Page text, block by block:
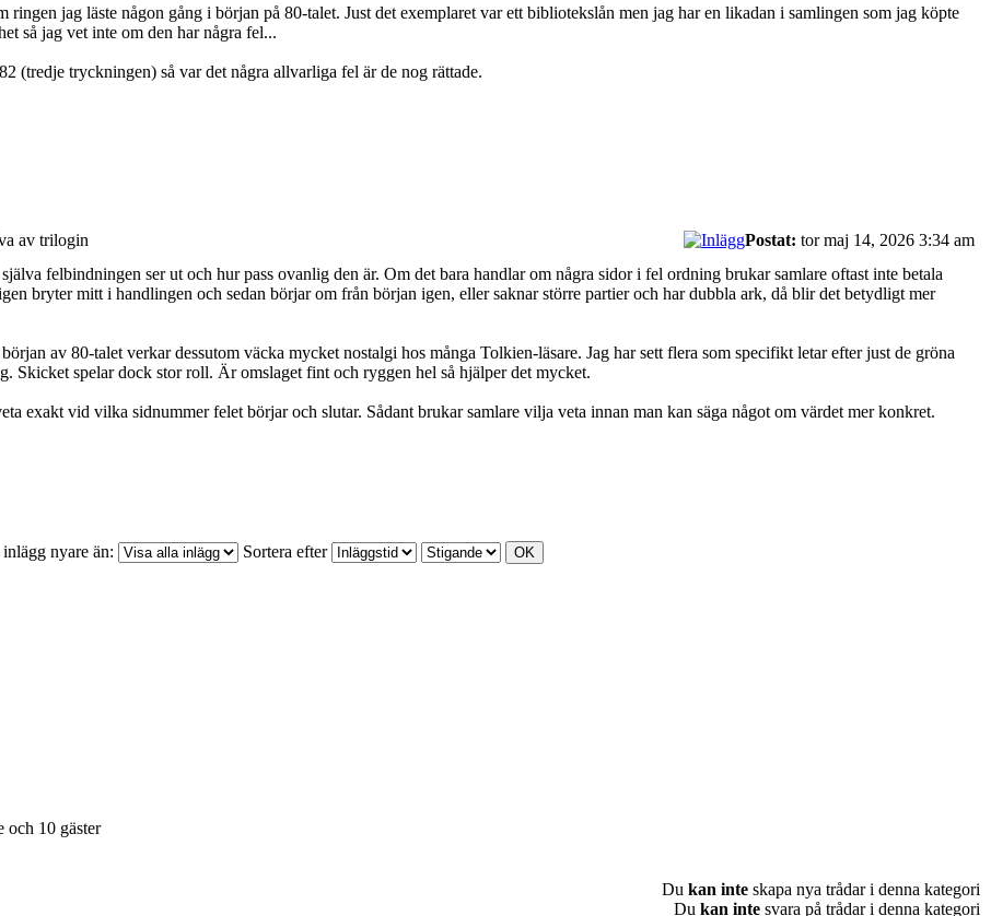
ringen jag läste någon gång i början på 80-talet. Just det exemplaret var ett bibliotekslån men jag har en likadan i samlingen som jag köpte
så jag vet inte om den har några fel...
(tredje tryckningen) så var det några allvarliga fel är de nog rättade.
av trilogin Postat: tor maj 14, 2026 3:34 am
felbindningen ser ut och hur pass ovanlig den är. Om det bara handlar om några sidor i fel ordning brukar samlare oftast inte betala
bryter mitt i handlingen och sedan börjar om från början igen, eller saknar större partier och har dubbla ark, då blir det betydligt mer
av 80-talet verkar dessutom väcka mycket nostalgi hos många Tolkien-läsare. Jag har sett flera som specifikt letar efter just de gröna
Skicket spelar dock stor roll. Är omslaget fint och ryggen hel så hjälper det mycket.
exakt vid vilka sidnummer felet börjar och slutar. Sådant brukar samlare vilja veta innan man kan säga något om värdet mer konkret.
nyare än:
Sortera efter
och 10 gäster
Du kan inte skapa nya trådar i denna kategori
Du kan inte svara på trådar i denna kategori